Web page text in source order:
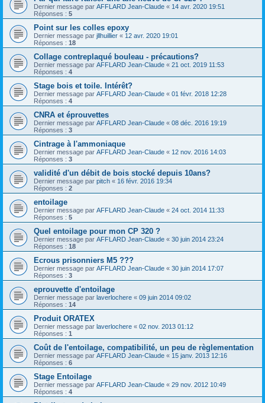
Dernier message par AFFLARD Jean-Claude « 14 avr. 2020 19:51
Réponses : 5
Point sur les colles epoxy
Dernier message par jllhuillier « 12 avr. 2020 19:01
Réponses : 18
Collage contreplaqué bouleau - précautions?
Dernier message par AFFLARD Jean-Claude « 21 oct. 2019 11:53
Réponses : 4
Stage bois et toile. Intérêt?
Dernier message par AFFLARD Jean-Claude « 01 févr. 2018 12:28
Réponses : 4
CNRA et éprouvettes
Dernier message par AFFLARD Jean-Claude « 08 déc. 2016 19:19
Réponses : 3
Cintrage à l'ammoniaque
Dernier message par AFFLARD Jean-Claude « 12 nov. 2016 14:03
Réponses : 3
validité d'un débit de bois stocké depuis 10ans?
Dernier message par pitch « 16 févr. 2016 19:34
Réponses : 2
entoilage
Dernier message par AFFLARD Jean-Claude « 24 oct. 2014 11:33
Réponses : 5
Quel entoilage pour mon CP 320 ?
Dernier message par AFFLARD Jean-Claude « 30 juin 2014 23:24
Réponses : 18
Ecrous prisonniers M5 ???
Dernier message par AFFLARD Jean-Claude « 30 juin 2014 17:07
Réponses : 3
eprouvette d'entoilage
Dernier message par laverlochere « 09 juin 2014 09:02
Réponses : 14
Produit ORATEX
Dernier message par laverlochere « 02 nov. 2013 01:12
Réponses : 1
Coût de l'entoilage, compatibilité, un peu de règlementation
Dernier message par AFFLARD Jean-Claude « 15 janv. 2013 12:16
Réponses : 6
Stage Entoilage
Dernier message par AFFLARD Jean-Claude « 29 nov. 2012 10:49
Réponses : 4